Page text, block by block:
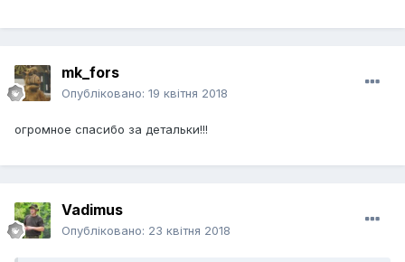
mk_fors
Опубліковано: 19 квітня 2018
огромное спасибо за детальки!!!
Vadimus
Опубліковано: 23 квітня 2018